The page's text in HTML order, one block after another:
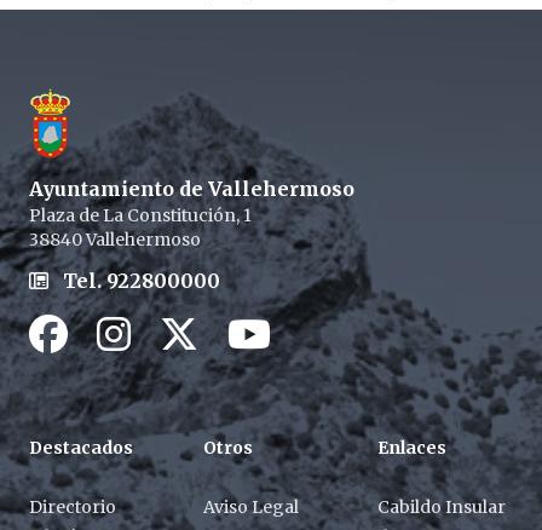
Ayuntamiento de Vallehermoso
Plaza de La Constitución, 1
38840 Vallehermoso
Tel. 922800000
FacebookInstagramTwitter / XYoutube / X
Destacados
Directorio
Otros
Aviso Legal
Enlaces
Cabildo Insular